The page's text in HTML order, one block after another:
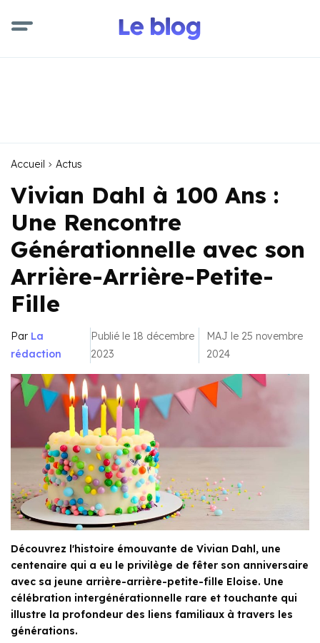
Accueil Actus
Vivian Dahl à 100 Ans :
Une Rencontre
Générationnelle avec son
Arrière-Arrière-Petite-
Fille
Par La
rédaction
Publié le 18 décembre
2023
MAJ le 25 novembre
2024
Découvrez l'histoire émouvante de Vivian Dahl, une
centenaire qui a eu le privilège de fêter son anniversaire
avec sa jeune arrière-arrière-petite-fille Eloise. Une
célébration intergénérationnelle rare et touchante qui
illustre la profondeur des liens familiaux à travers les
générations.